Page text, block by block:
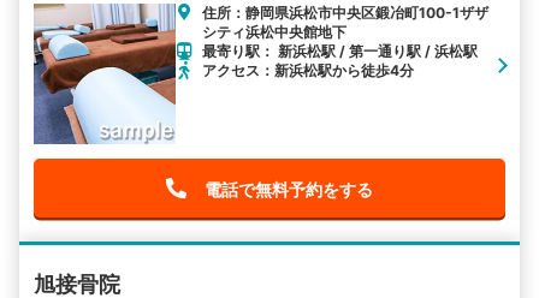
住所：静岡県浜松市中央区鍛冶町100-1ザザ
シティ浜松中央館地下
最寄り駅： 新浜松駅 / 第一通り駅 / 浜松駅
アクセス：新浜松駅から徒歩4分
電話で無料予約をする
旭接骨院